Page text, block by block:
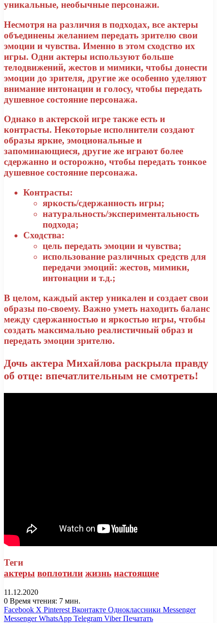
уникальные, необычные персонажи.
Несмотря на различия в подходах, все актеры
объединены желанием передать зрителю свои
эмоции и чувства. Именно в этом сходство их
игры. Одни актеры используют больше
телодвижений, жестов и мимики, чтобы донести
эмоции до зрителя, другие же особенно уделяют
внимание интонации и голосу, чтобы передать
душевное состояние персонажа.
Однако в актерской игре также есть и
контрасты. Некоторые исполнители создают
образы яркие, эмоциональные и
запоминающиеся, другие же играют более
сдержанно и осторожно, чтобы передать тонкое
душевное состояние персонажа.
Контрасты:
яркость/сдержанность игры;
натуральность/экспериментальность
подхода;
Сходства:
цель передать эмоции и чувства;
использование различных средств для
передачи эмоций: жестов, мимики,
интонации и т.д.;
В целом, каждый актер уникален и создает свои
образы по-своему. Важно уметь находить баланс
между сдержанностью и яркостью игры, чтобы
создать максимально реалистичный образ и
передать эмоции зрителю.
Дочь актера Михайлова раскрыла правду
об отце: впечатлительным не смотреть!
Теги
актеры воплотили жизнь настоящие
11.12.2020
0 Время чтения: 7 мин.
Facebook X Pinterest Вконтакте Одноклассники Messenger
Messenger WhatsApp Telegram Viber Печатать